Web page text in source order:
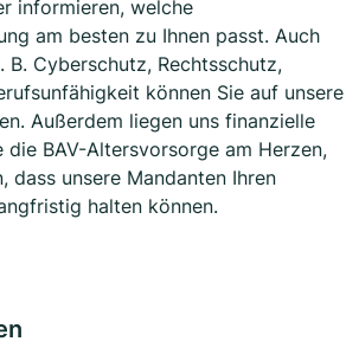
informieren, welche
am besten zu Ihnen passt. Auch
B. Cyberschutz, Rechtsschutz,
können Sie auf unsere
Außerdem liegen uns finanzielle
die BAV-Altersvorsorge am Herzen,
dass unsere Mandanten Ihren
halten können.